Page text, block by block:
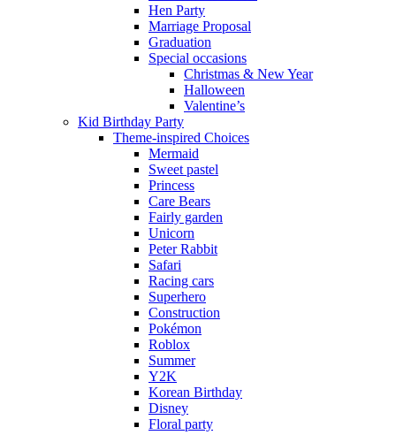
Hen Party
Marriage Proposal
Graduation
Special occasions
Christmas & New Year
Halloween
Valentine’s
Kid Birthday Party
Theme-inspired Choices
Mermaid
Sweet pastel
Princess
Care Bears
Fairly garden
Unicorn
Peter Rabbit
Safari
Racing cars
Superhero
Construction
Pokémon
Roblox
Summer
Y2K
Korean Birthday
Disney
Floral party